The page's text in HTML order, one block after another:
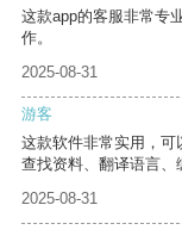
这款app的客服非常专
作。
2025-08-31
游客
这款软件非常实用，
查找资料、翻译语言、
2025-08-31